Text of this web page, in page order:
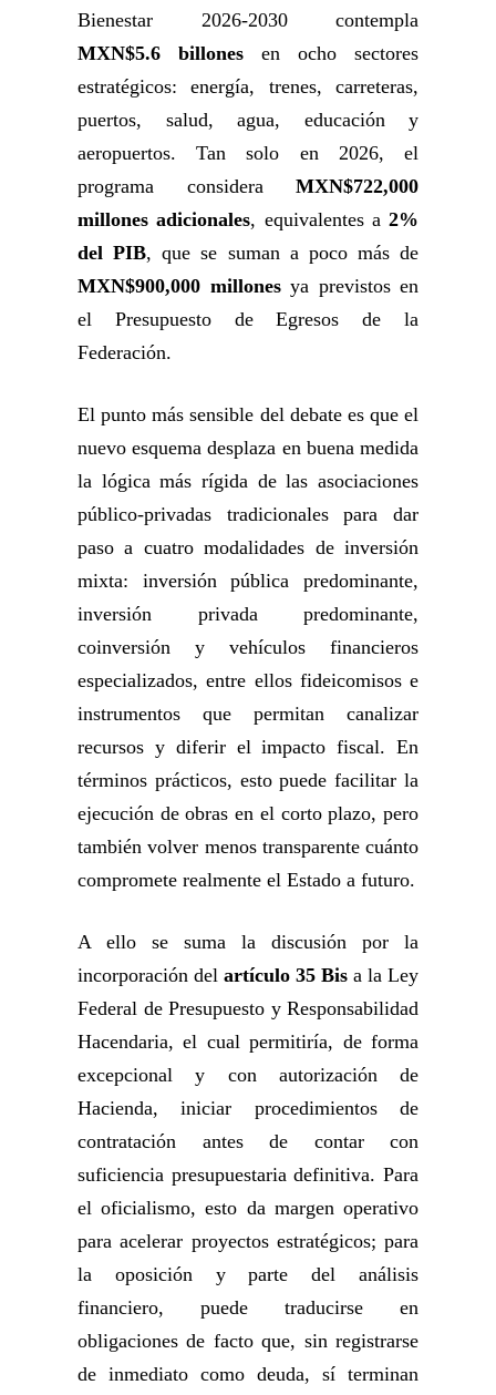
Bienestar 2026-2030 contempla
MXN$5.6 billones en ocho sectores
estratégicos: energía, trenes, carreteras,
puertos, salud, agua, educación y
aeropuertos. Tan solo en 2026, el
programa considera MXN$722,000
millones adicionales, equivalentes a 2%
del PIB, que se suman a poco más de
MXN$900,000 millonesya previstos en
el Presupuesto de Egresos de la
Federación.
El punto más sensible del debate es que el
nuevo esquema desplaza en buena medida
la lógica más rígida de las asociaciones
público-privadas tradicionales para dar
paso a cuatro modalidades de inversión
mixta: inversión pública predominante,
inversión privada predominante,
coinversión y vehículos financieros
especializados, entre ellos fideicomisos e
instrumentos que permitan canalizar
recursos y diferir el impacto fiscal. En
términos prácticos, esto puede facilitar la
ejecución de obras en el corto plazo, pero
también volver menos transparente cuánto
compromete realmente el Estado a futuro.
A ello se suma la discusión por la
incorporación del artículo 35 Bis a la Ley
Federal de Presupuesto y Responsabilidad
Hacendaria, el cual permitiría, de forma
excepcional y con autorización de
Hacienda, iniciar procedimientos de
contratación antes de contar con
suficiencia presupuestaria definitiva. Para
el oficialismo, esto da margen operativo
para acelerar proyectos estratégicos; para
la oposición y parte del análisis
financiero, puede traducirse en
obligaciones de facto que, sin registrarse
de inmediato como deuda, sí terminan